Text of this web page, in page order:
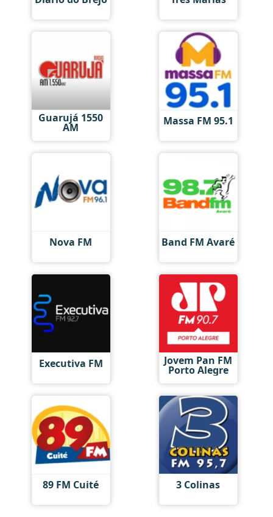
Guarujá 1550
AM Massa FM 95.1
Nova FM Band FM Avaré
Executiva FM Jovem Pan FM
Porto Alegre
89 FM Cuité 3 Colinas